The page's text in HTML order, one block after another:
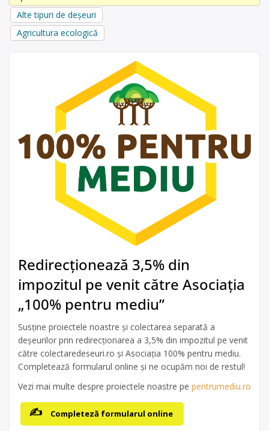
Alte tipuri de deșeuri
Agricultura ecologică
Redirecționează 3,5% din
impozitul pe venit către Asociația
„100% pentru mediu”
Susține proiectele noastre și colectarea separată a
deșeurilor prin redirecționarea a 3,5% din impozitul pe venit
către colectaredeseuri.ro și Asociația 100% pentru mediu.
Completează formularul online și ne ocupăm noi de restul!
Vezi mai multe despre proiectele noastre pe pentrumediu.ro
Completeză formularul online